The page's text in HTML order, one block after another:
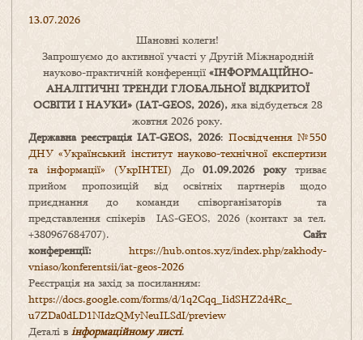
13.07.2026
Шановні колеги!
Запрошуємо до активної участі у Другій Міжнародній
науково-практичній конференції «ІНФОРМАЦІЙНО-
АНАЛІТИЧНІ ТРЕНДИ ГЛОБАЛЬНОЇ ВІДКРИТОЇ
ОСВІТИ І НАУКИ» (IAT-GEOS, 2026),яка відбудеться 28
жовтня 2026 року.
Державна реєстрація IAT-GEOS, 2026: Посвідчення №550
ДНУ «Український інститут науково-технічної експертизи
та інформації» (УкрІНТЕІ) До01.09.2026 рокутриває
прийом пропозицій від освітніх партнерів щодо
приєднання до команди співорганізаторів та
представлення спікерів IAS-GEOS, 2026 (контакт за тел.
+380967684707). Сайт
конференції: https://hub.ontos.xyz/index.php/zakhody-
vniaso/konferentsii/iat-geos-2026
Реєстрація на захід за посиланням:
https://docs.google.com/forms/d/1q2Cqq_IidSHZ2d4Rc_
u7ZDa0dLD1NIdzQMyNeuILSdI/preview
Деталі в інформаційному листі.